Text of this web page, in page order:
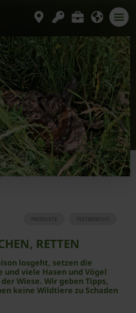
TESTBERICHT
PRODUKTE
RETTEN
losgeht, setzen die
und viele Hasen und Vögel
Wiese. Wir geben Tipps,
keine Wildtiere zu Schaden